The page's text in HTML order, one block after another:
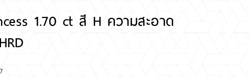
1.70 ct สี H ความสะอาด